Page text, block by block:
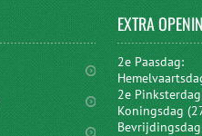
EXTRA
2e Paasdag:
2e
Koningsdag